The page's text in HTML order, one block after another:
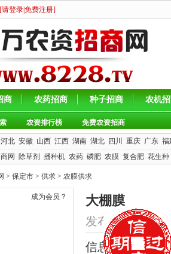
[请登录免费注册]
商 农药招商 种子招商 农机
农资排行榜 免费农资招商
河北 安徽 山西 江西 湖南 湖北 四川 重庆 广东 福
网 除草剂 播种机 农药 磷肥 农膜 复合肥 花生种
> 保定市 > 供求 > 农膜供求
成为会员？ 大棚膜
发布时间：
信息类型：求购